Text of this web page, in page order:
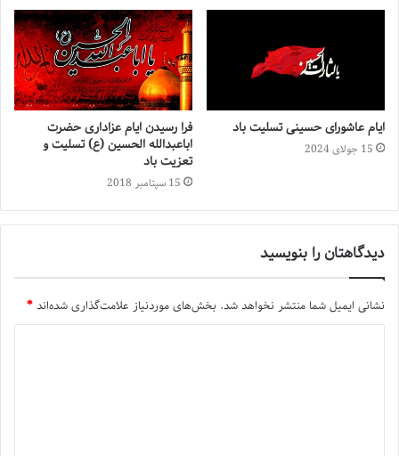
ایام عاشورای حسینی تسلیت باد
15 جولای 2024
فرا رسیدن ایام عزاداری حضرت
اباعبدالله الحسین (ع) تسلیت و
تعزیت باد
15 سپتامبر 2018
دیدگاهتان را بنویسید
نشانی ایمیل شما منتشر نخواهد شد. بخش‌های موردنیاز علامت‌گذاری شده‌اند*